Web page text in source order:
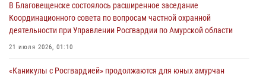
охраны
23 июля 2026, 07:49
Амурчане смогут узнать об условиях поступления на службу в
23 июля 2026, 00:00
В Благовещенске состоялось расширенное заседание
Координационного совета по вопросам частной охранной
деятельности при Управлении Росгвардии по Амурской области
21 июля 2026, 01:10
«Каникулы с Росгвардией» продолжаются для юных амурчан